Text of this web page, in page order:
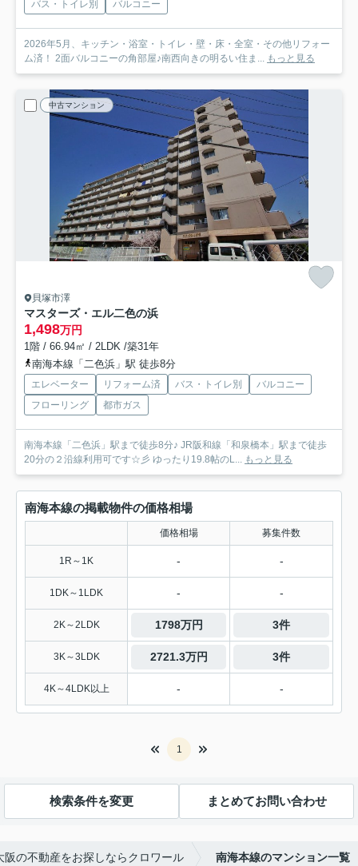
バス・トイレ別 バルコニー
2026年5月、キッチン・浴室・トイレ・壁・床・全室・その他リフォー
ム済！ 2面バルコニーの角部屋♪南西向きの明るい住ま... もっと見る
中古マンション
貝塚市澤
マスターズ・エル二色の浜
1,498万円
1階 / 66.94㎡ / 2LDK /築31年
南海本線「二色浜」駅 徒歩8分
エレベーター リフォーム済 バス・トイレ別
バルコニー
フローリング
都市ガス
南海本線「二色浜」駅まで徒歩8分♪ JR阪和線「和泉橋本」駅まで徒歩
20分の２沿線利用可です☆彡 ゆったり19.8帖のL... もっと見る
南海本線の掲載物件の価格相場
価格相場 募集件数
1R～1K - -
1DK～1LDK - -
2K～2LDK 1798万円 3件
3K～3LDK 2721.3万円 3件
4K～4LDK以上 - -
1
検索条件を変更 まとめてお問い合わせ
阪の不動産をお探しならクロワール 南海本線のマンション一覧